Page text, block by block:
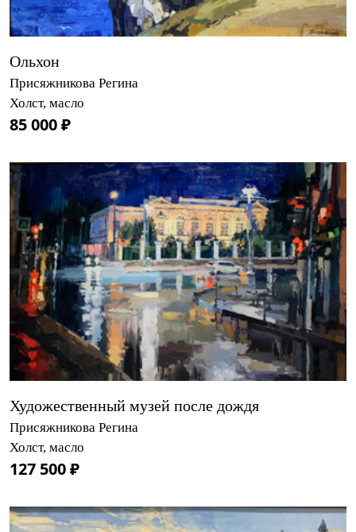
Ольхон
Присяжникова Регина
Холст, масло
85 000 ₽
Художественный музей после дождя
Присяжникова Регина
Холст, масло
127 500 ₽